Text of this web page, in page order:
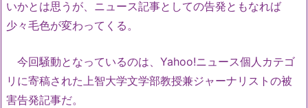
いかとは思うが、ニュース記事としての告発ともなれば
少々毛色が変わってくる。
今回騒動となっているのは、Yahoo!ニュース個人カテゴ
リに寄稿された上智大学文学部教授兼ジャーナリストの被
害告発記事だ。